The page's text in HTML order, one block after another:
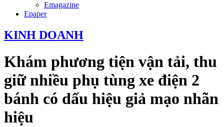
Emagazine
Epaper
KINH DOANH
Khám phương tiện vận tải, thu
giữ nhiều phụ tùng xe điện 2
bánh có dấu hiệu giả mạo nhãn
hiệu